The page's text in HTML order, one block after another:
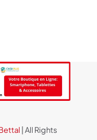
| All Rights